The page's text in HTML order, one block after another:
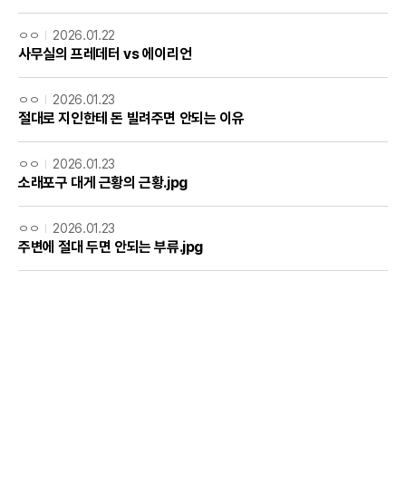
ㅇㅇ 2026.01.22
사무실의 프레데터 vs 에이리언
ㅇㅇ 2026.01.23
절대로 지인한테 돈 빌려주면 안되는 이유
ㅇㅇ 2026.01.23
소래포구 대게 근황의 근황.jpg
ㅇㅇ 2026.01.23
주변에 절대 두면 안되는 부류.jpg